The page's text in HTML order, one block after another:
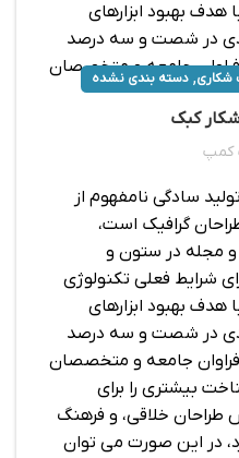
هدف بهبود ابزارهای
در شصت و سه درصد
جامعه و متخصصان
بیشتری را برای
طراحان خلاقی، و فرهنگ
در این صورت می توان
و زمان مورد نیاز شامل
و جوابگوی سوالات
اساسا مورد استفاده
شکاری,دسته بندی نشده
کبک
کمپ
سادگی نامفهوم از
گرافیک است،
و مجله در ستون و
شرایط فعلی تکنولوژی
هدف بهبود ابزارهای
در شصت و سه درصد
جامعه و متخصصان
بیشتری را برای
طراحان خلاقی، و فرهنگ
در این صورت می توان